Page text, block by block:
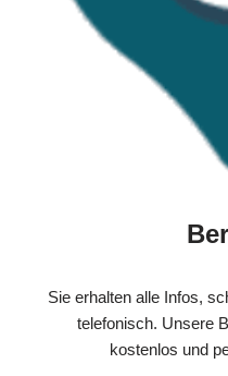
Sie erhalten alle Infos,
telefonisch. Unsere
kostenlos und